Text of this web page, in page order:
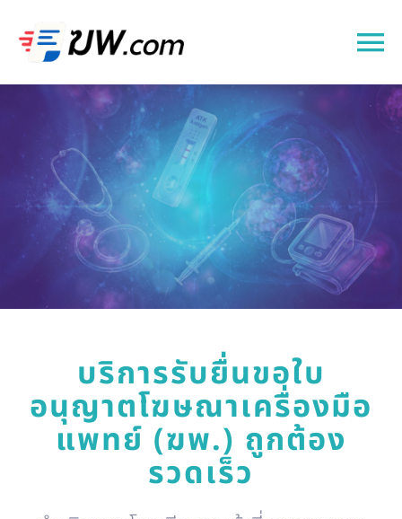
หน้าแรก
บริการ
เกี่ยวกับเรา
บริการรับยื่นขอใบ
อนุญาตโฆษณาเครื่องมือ
แพทย์ (ฆพ.) ถูกต้อง
รวดเร็ว